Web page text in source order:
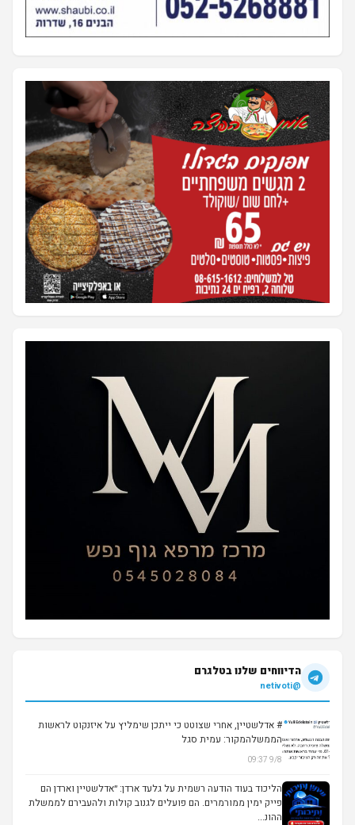
הדיווחים שלנו בטלגרם
@netivoti
# אדלשטיין, אחרי שצוטט כי ייתכן שימליץ על איזנקוט לראשות
הממשלהמקור: עמית סגל
9/8 09:37
הליכוד בעוד הודעה רשמית על גלעד ארדן: ״אדלשטיין וארדן הם
פייק ימין ממורמרים. הם פועלים לגנוב קולות ולהעבירם לממשלת
ההונ...